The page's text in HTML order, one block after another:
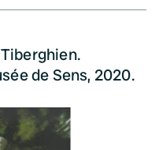
de Sens, 2020.